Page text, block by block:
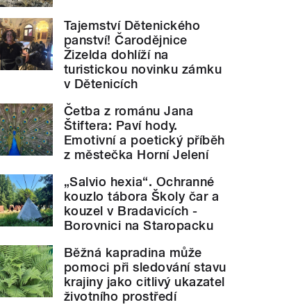
Tajemství Dětenického
panství! Čarodějnice
Žizelda dohlíží na
turistickou novinku zámku
v Dětenicích
Četba z románu Jana
Štiftera: Paví hody.
Emotivní a poetický příběh
z městečka Horní Jelení
„Salvio hexia“. Ochranné
kouzlo tábora Školy čar a
kouzel v Bradavicích -
Borovnici na Staropacku
Běžná kapradina může
pomoci při sledování stavu
krajiny jako citlivý ukazatel
životního prostředí